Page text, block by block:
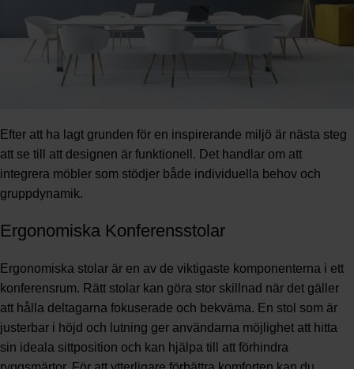
Efter att ha lagt grunden för en inspirerande miljö är nästa steg
att se till att designen är funktionell. Det handlar om att
integrera möbler som stödjer både individuella behov och
gruppdynamik.
Ergonomiska Konferensstolar
Ergonomiska stolar är en av de viktigaste komponenterna i ett
konferensrum. Rätt stolar kan göra stor skillnad när det gäller
att hålla deltagarna fokuserade och bekväma. En stol som är
justerbar i höjd och lutning ger användarna möjlighet att hitta
sin ideala sittposition och kan hjälpa till att förhindra